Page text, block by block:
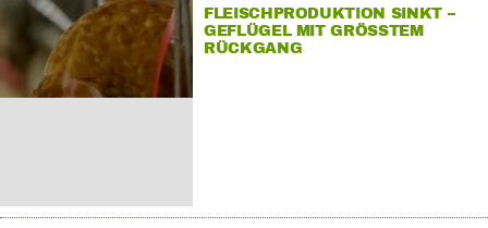
FLEISCHPRODUKTION SINKT –
GEFLÜGEL MIT GRÖSSTEM R
ÜCKGANG